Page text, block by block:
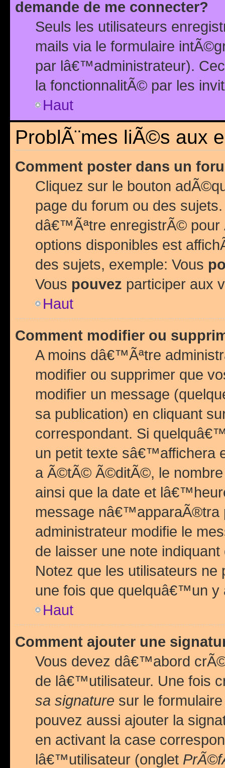
demande de me connecter?
Seuls les utilisateurs
mails via le formulaire
par lâ€™administrateur).
la fonctionnalitÃ© par les
Haut
ProblÃ¨mes liÃ©s aux
Comment poster dans un
Cliquez sur le bouton
page du forum ou des
dâ€™Ãªtre enregistrÃ©
options disponibles est
des sujets, exemple: Vous
Vous pouvez participer aux
Haut
Comment modifier ou
A moins dâ€™Ãªtre
modifier ou supprimer que
modifier un message
sa publication) en cliquant
correspondant. Si
un petit texte sâ€™affichera
a Ã©tÃ© Ã©ditÃ©, le
ainsi que la date et
message nâ€™apparaÃ®tra
administrateur modifie le
de laisser une note
Notez que les utilisateurs
une fois que quelquâ€™un y
Haut
Comment ajouter une
Vous devez dâ€™abord
de lâ€™utilisateur. Une fois
sa signature sur le
pouvez aussi ajouter la
en activant la case
lâ€™utilisateur (onglet